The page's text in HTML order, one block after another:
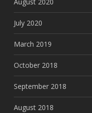
July 2020
March 2019
October 2018
September 2018
August 2018